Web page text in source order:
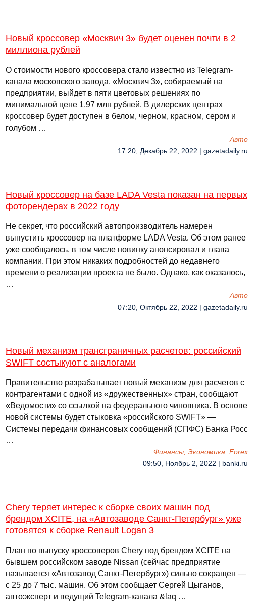
Новый кроссовер «Москвич 3» будет оценен почти в 2
миллиона рублей
О стоимости нового кроссовера стало известно из Telegram-
канала московского завода. «Москвич 3», собираемый на
предприятии, выйдет в пяти цветовых решениях по
минимальной цене 1,97 млн рублей. В дилерских центрах
кроссовер будет доступен в белом, черном, красном, сером и
голубом …
Авто
17:20, Декабрь 22, 2022 | gazetadaily.ru
Новый кроссовер на базе LADA Vesta показан на первых
фоторендерах в 2022 году
Не секрет, что российский автопроизводитель намерен
выпустить кроссовер на платформе LADA Vesta. Об этом ранее
уже сообщалось, в том числе новинку анонсировал и глава
компании. При этом никаких подробностей до недавнего
времени о реализации проекта не было. Однако, как оказалось,
…
Авто
07:20, Октябрь 22, 2022 | gazetadaily.ru
Новый механизм трансграничных расчетов: российский
SWIFT состыкуют с аналогами
Правительство разрабатывает новый механизм для расчетов с
контрагентами с одной из «дружественных» стран, сообщают
«Ведомости» со ссылкой на федерального чиновника. В основе
новой системы будет стыковка «российского SWIFT» —
Системы передачи финансовых сообщений (СПФС) Банка Росс
…
Финансы, Экономика, Forex
09:50, Ноябрь 2, 2022 | banki.ru
Chery теряет интерес к сборке своих машин под
брендом XCITE, на «Автозаводе Санкт-Петербург» уже
готовятся к сборке Renault Logan 3
План по выпуску кроссоверов Chery под брендом XCITE на
бывшем российском заводе Nissan (сейчас предприятие
называется «Автозавод Санкт-Петербург») сильно сокращен —
с 25 до 7 тыс. машин. Об этом сообщает Сергей Цыганов,
автоэксперт и ведущий Telegram-канала &laq …